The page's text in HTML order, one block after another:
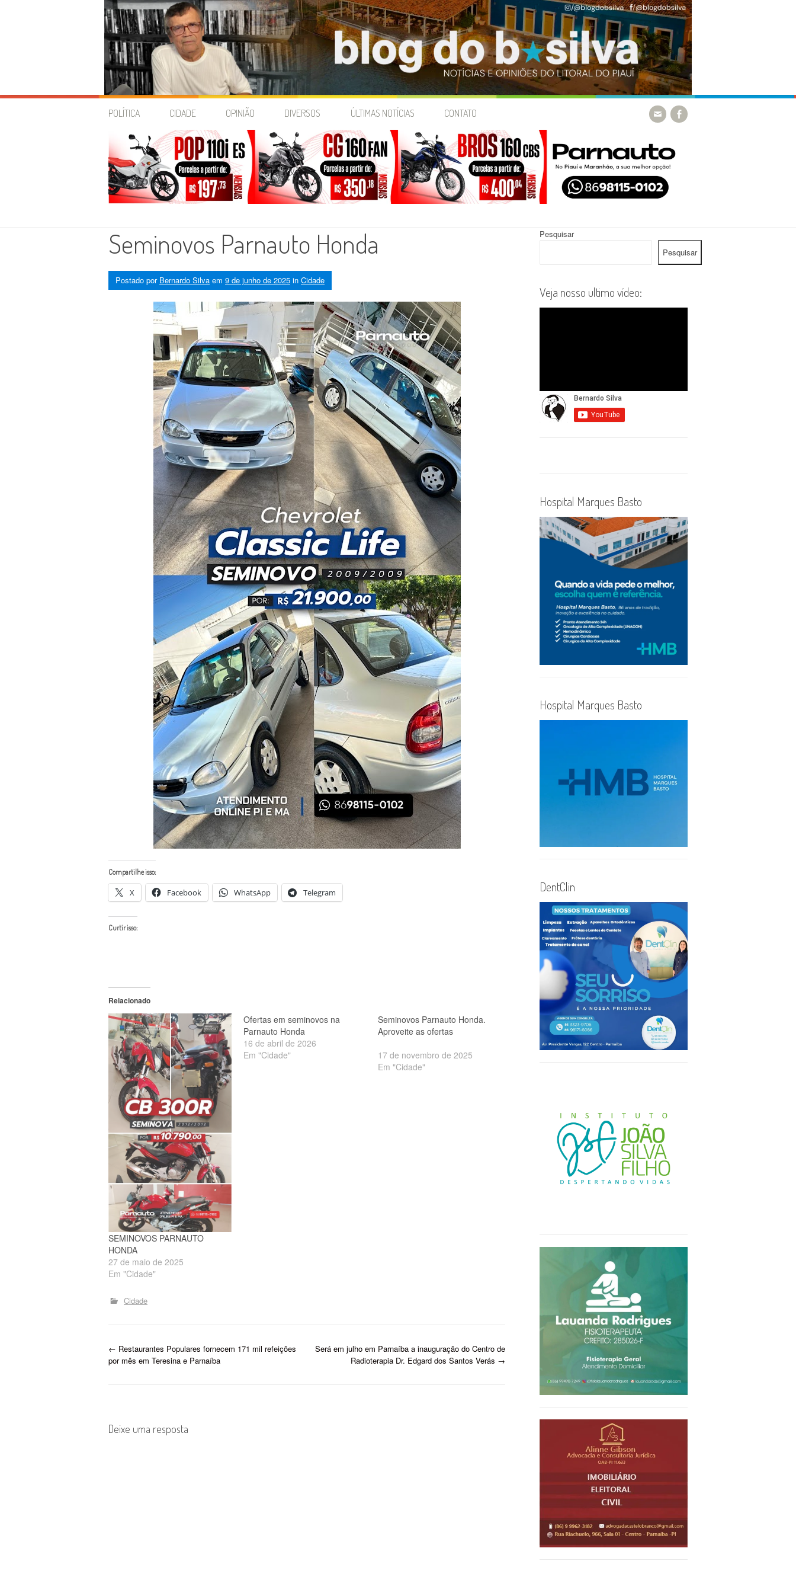
Skip
POLÍTICA CIDADE OPINIÃO DIVERSOS ÚLTIMAS NOTÍCIAS CONTATO
Seminovos Parnauto Honda
Postado por Bernardo Silva em 9 de junho de 2025 in Cidade
Compartilhe isso:
X Facebook WhatsApp Telegram
Curtir isso:
Relacionado
SEMINOVOS PARNAUTO
HONDA
27 de maio de 2025
Em "Cidade"
Ofertas em seminovos na
Parnauto Honda
16 de abril de 2026
Em "Cidade"
Seminovos Parnauto Honda.
Aproveite as ofertas
17 de novembro de 2025
Em "Cidade"
Cidade
P
t
← Restaurantes Populares fornecem 171 mil refeições
por mês em Teresina e Parnaíba
Será em julho em Parnaíba a inauguração do Centro de
Radioterapia Dr. Edgard dos Santos Verás →
Deixe uma resposta
Pesquisar
Pesquisar
Veja nosso ultimo vídeo:
Hospital Marques Basto
Hospital Marques Basto
DentClin